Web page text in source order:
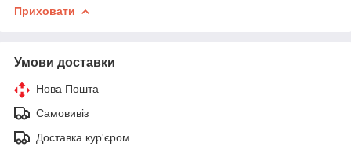
Приховати
Умови доставки
Нова Пошта
Самовивіз
Доставка кур'єром